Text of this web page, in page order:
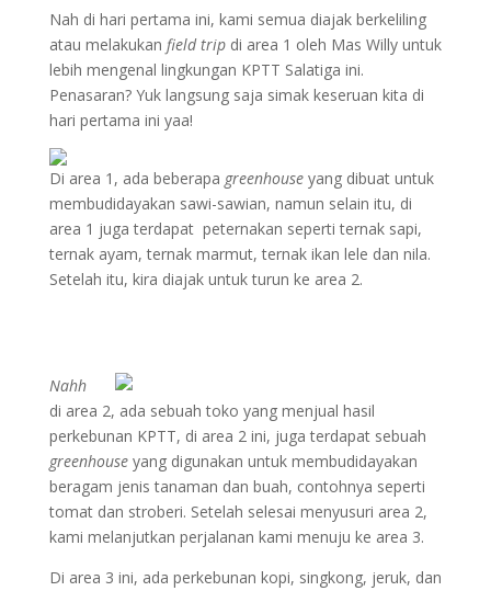
Nah di hari pertama ini, kami semua diajak berkeliling
atau melakukan field tripdi area 1 oleh Mas Willy untuk
lebih mengenal lingkungan KPTT Salatiga ini.
Penasaran? Yuk langsung saja simak keseruan kita di
hari pertama ini yaa!
Di area 1, ada beberapa greenhouse yang dibuat untuk
membudidayakan sawi-sawian, namun selain itu, di
area 1 juga terdapat peternakan seperti ternak sapi,
ternak ayam, ternak marmut, ternak ikan lele dan nila.
Setelah itu, kira diajak untuk turun ke area 2.
Nahh
di area 2, ada sebuah toko yang menjual hasil
perkebunan KPTT, di area 2 ini, juga terdapat sebuah
greenhouse yang digunakan untuk membudidayakan
beragam jenis tanaman dan buah, contohnya seperti
tomat dan stroberi. Setelah selesai menyusuri area 2,
kami melanjutkan perjalanan kami menuju ke area 3.
Di area 3 ini, ada perkebunan kopi, singkong, jeruk, dan